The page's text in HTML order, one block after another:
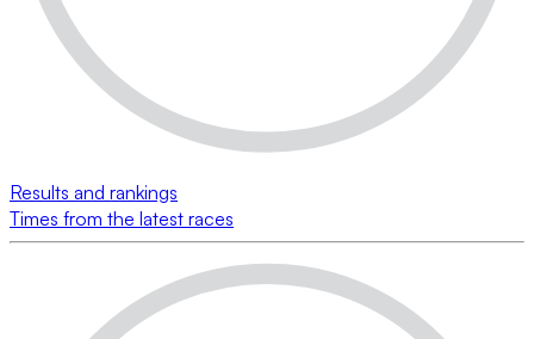
Results and rankings
Times from the latest races